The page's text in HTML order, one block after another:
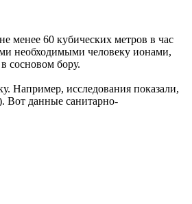
менее 60 кубических метров в час
необходимыми человеку ионами,
сосновом бору.
Например, исследования показали,
Вот данные санитарно-